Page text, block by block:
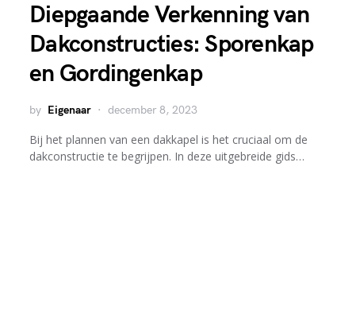
Diepgaande Verkenning van
Dakconstructies: Sporenkap
en Gordingenkap
by Eigenaar december 8, 2023
Bij het plannen van een dakkapel is het cruciaal om de
dakconstructie te begrijpen. In deze uitgebreide gids…